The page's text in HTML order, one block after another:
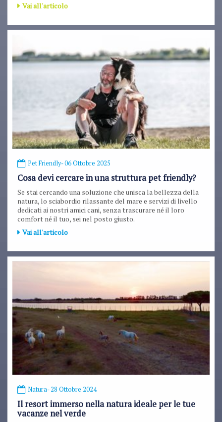
Vai all'articolo
Pet Friendly- 06 Ottobre 2025
Cosa devi cercare in una struttura pet friendly?
Se stai cercando una soluzione che unisca la bellezza della
natura, lo sciabordio rilassante del mare e servizi di livello
dedicati ai nostri amici cani, senza trascurare né il loro
comfort né il tuo, sei nel posto giusto.
Vai all'articolo
Natura- 28 Ottobre 2024
Il resort immerso nella natura ideale per le tue
vacanze nel verde